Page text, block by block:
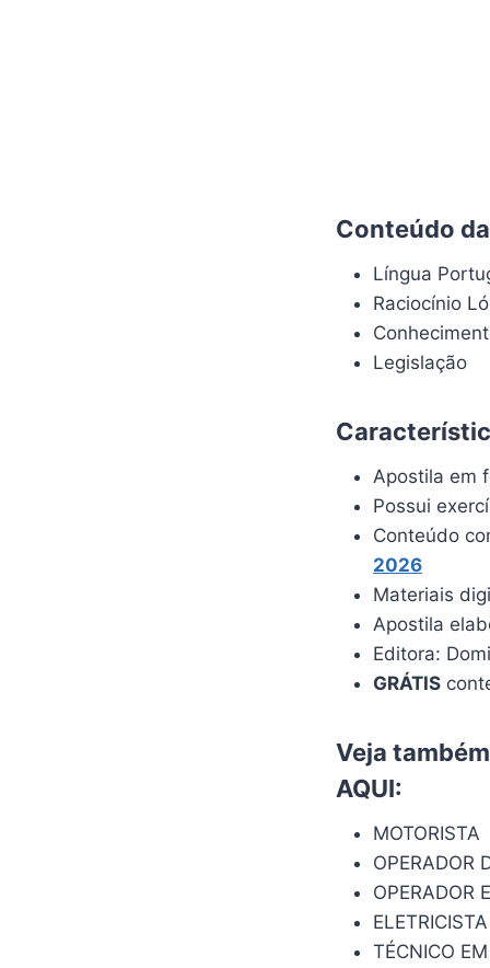
Conteúdo
Língua
Raciocínio
Legislação
Apostila em
Possui
Conteúdo
2026
Materiais
Apostila
Editora:
GRÁTIS
Veja
AQUI:
MOTORISTA
OPERADOR
OPERADOR
ELETRICISTA
TÉCNICO